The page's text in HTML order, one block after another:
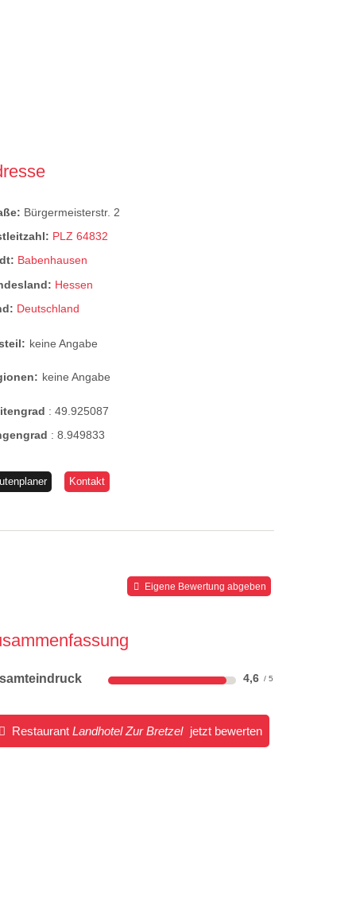
Bürgermeisterstr. 2
PLZ 64832
Babenhausen
Hessen
Deutschland
keine Angabe
keine Angabe
:49.925087
:8.949833
Kontakt
Eigene Bewertung abgeben
4,6
RestaurantLandhotel Zur Bretzel jetzt bewerten